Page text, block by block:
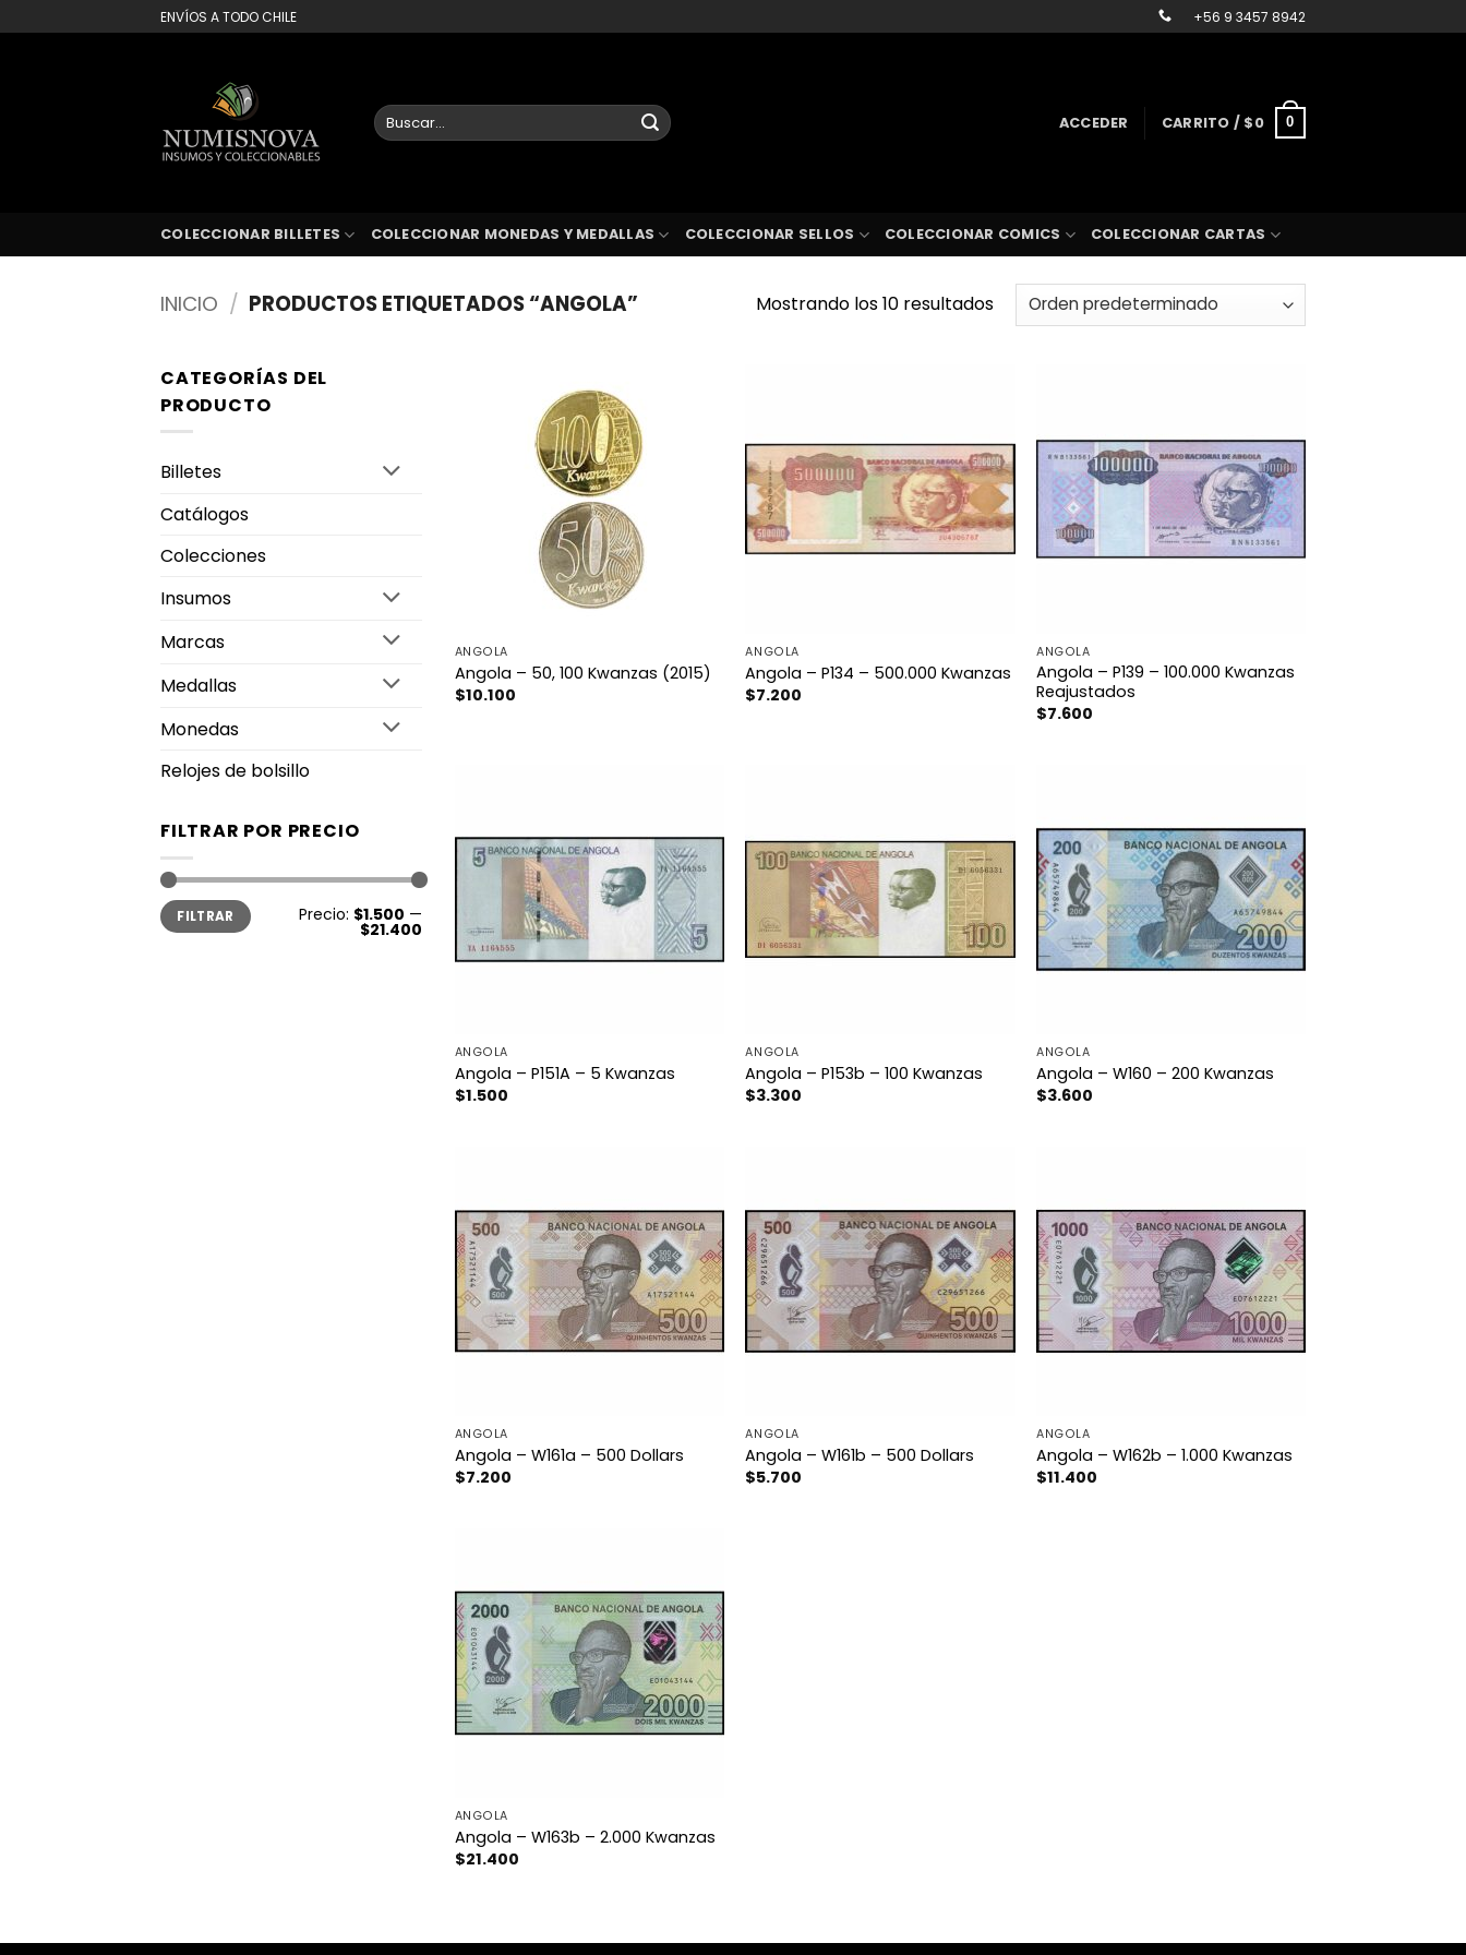
al
ENVÍOS A TODO CHILE +56 9 3457 8942
Buscar
por:
ACCEDER CARRITO / $0 0
COLECCIONAR BILLETES COLECCIONAR MONEDAS Y MEDALLAS COLECCIONAR SELLOS COLECCIONAR COMICS COLECCIONAR CARTAS
INICIO / PRODUCTOS ETIQUETADOS “ANGOLA” Mostrando los 10 resultados
CATEGORÍAS DEL
PRODUCTO
Billetes
Catálogos
Colecciones
Insumos
Marcas
Medallas
Monedas
Relojes de bolsillo
FILTRAR POR PRECIO
Precio
mínimo
Precio
máximo
FILTRAR Precio: $1.500 —
$21.400
ANGOLA
Angola – 50, 100 Kwanzas (2015)
$10.100
ANGOLA
Angola – P134 – 500.000 Kwanzas
$7.200
ANGOLA
Angola – P139 – 100.000 Kwanzas
Reajustados
$7.600
ANGOLA
Angola – P151A – 5 Kwanzas
$1.500
ANGOLA
Angola – P153b – 100 Kwanzas
$3.300
ANGOLA
Angola – W160 – 200 Kwanzas
$3.600
ANGOLA
Angola – W161a – 500 Dollars
$7.200
ANGOLA
Angola – W161b – 500 Dollars
$5.700
ANGOLA
Angola – W162b – 1.000 Kwanzas
$11.400
ANGOLA
Angola – W163b – 2.000 Kwanzas
$21.400